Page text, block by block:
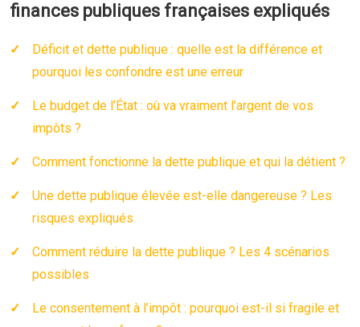
finances publiques françaises expliqués
Déficit et dette publique : quelle est la différence et
pourquoi les confondre est une erreur
Le budget de l’État : où va vraiment l’argent de vos
impôts ?
Comment fonctionne la dette publique et qui la détient ?
Une dette publique élevée est-elle dangereuse ? Les
risques expliqués
Comment réduire la dette publique ? Les 4 scénarios
possibles
Le consentement à l’impôt : pourquoi est-il si fragile et